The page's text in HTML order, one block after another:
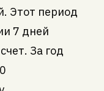
Этот период
7 дней
За год